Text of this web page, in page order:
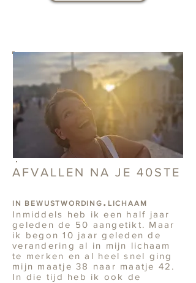
AFVALLEN NA JE 40STE
IN BEWUSTWORDING . LICHAAM
Inmiddels heb ik een half jaar
geleden de 50 aangetikt. Maar
ik begon 10 jaar geleden de
verandering al in mijn lichaam
te merken en al heel snel ging
mijn maatje 38 naar maatje 42.
In die tijd heb ik ook de